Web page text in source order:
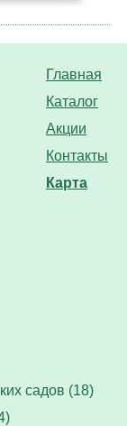
Главная
Каталог
Акции
Контакты
Карта
садов (18)